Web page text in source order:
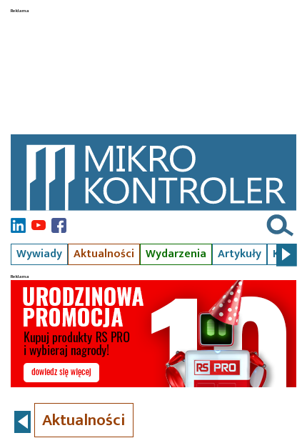
Wywiady Aktualności Wydarzenia Artykuły Kursy
Aktualności